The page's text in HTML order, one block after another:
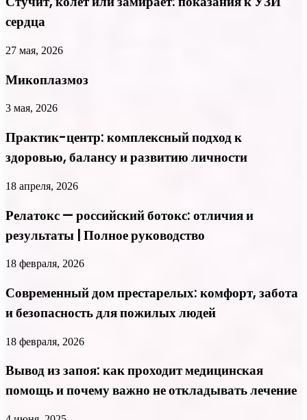
сердца
27 мая, 2026
Микоплазмоз
3 мая, 2026
Практик-центр: комплексный подход к
здоровью, балансу и развитию личности
18 апреля, 2026
Релатокс — российский ботокс: отличия и
результаты | Полное руководство
18 февраля, 2026
Современный дом престарелых: комфорт, забота
и безопасность для пожилых людей
18 февраля, 2026
Вывод из запоя: как проходит медицинская
помощь и почему важно не откладывать лечение